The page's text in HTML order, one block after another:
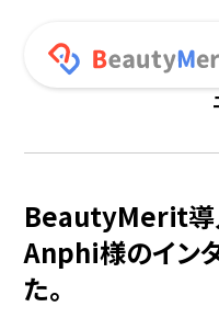
オリジナルア
BeautyMerit導
Anphi様のイン
た。